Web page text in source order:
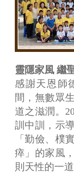
靈隱家風 繼
感謝天恩師
間，無數眾
道之滋潤。
訓中訓，示
「勤儉、樸
瘁」的家風
則天性的一